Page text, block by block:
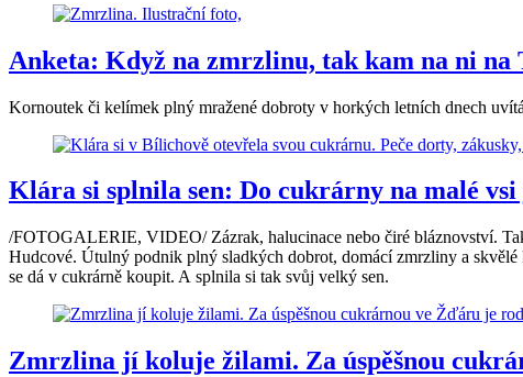
Anketa: Když na zmrzlinu, tak kam na ni na
Kornoutek či kelímek plný mražené dobroty v horkých letních dnech
Klára si splnila sen: Do cukrárny na malé
/FOTOGALERIE, VIDEO/ Zázrak, halucinace nebo čiré bláznovství.
Hudcové. Útulný podnik plný sladkých dobrot, domácí zmrzliny a
se dá v cukrárně koupit. A splnila si tak svůj velký sen.
Zmrzlina jí koluje žilami. Za úspěšnou